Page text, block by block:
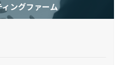
ングファーム